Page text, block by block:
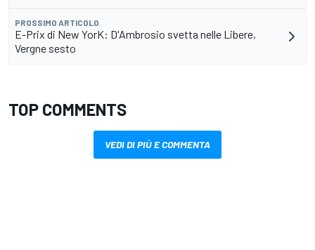
PROSSIMO ARTICOLO
E-Prix di New YorK: D'Ambrosio svetta nelle Libere,
Vergne sesto
TOP COMMENTS
VEDI DI PIÙ E COMMENTA